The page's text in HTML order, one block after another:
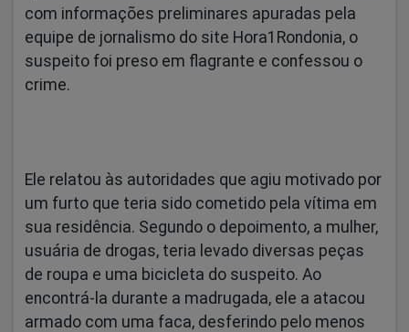
com informações preliminares apuradas pela
equipe de jornalismo do site Hora1Rondonia, o
suspeito foi preso em flagrante e confessou o
crime.
Ele relatou às autoridades que agiu motivado por
um furto que teria sido cometido pela vítima em
sua residência. Segundo o depoimento, a mulher,
usuária de drogas, teria levado diversas peças
de roupa e uma bicicleta do suspeito. Ao
encontrá-la durante a madrugada, ele a atacou
armado com uma faca, desferindo pelo menos